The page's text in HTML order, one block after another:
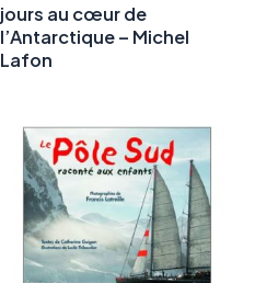
jours au cœur de
l’Antarctique – Michel
Lafon